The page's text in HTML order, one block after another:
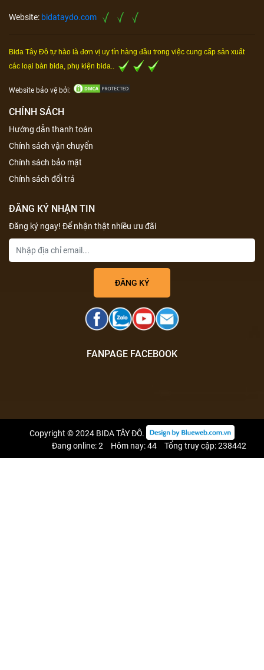
Website: bidataydo.com
Bida Tây Đô tự hào là đơn vị uy tín hàng đầu trong việc cung cấp sản xuất
các loại bàn bida, phụ kiện bida..
Website bảo vệ bởi:
CHÍNH SÁCH
Hướng dẫn thanh toán
Chính sách vận chuyển
Chính sách bảo mật
Chính sách đổi trả
ĐĂNG KÝ NHẬN TIN
Đăng ký ngay! Để nhận thật nhiều ưu đãi
FANPAGE FACEBOOK
Copyright © 2024 BIDA TÂY ĐÔ.
Đang online: 2
Hôm nay: 44 Tổng truy cập: 238442